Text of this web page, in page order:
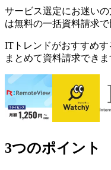
サービス選定にお迷いの
は無料の一括資料請求で
ITトレンドがおすすめす
まとめて資料請求できま
3つのポイント